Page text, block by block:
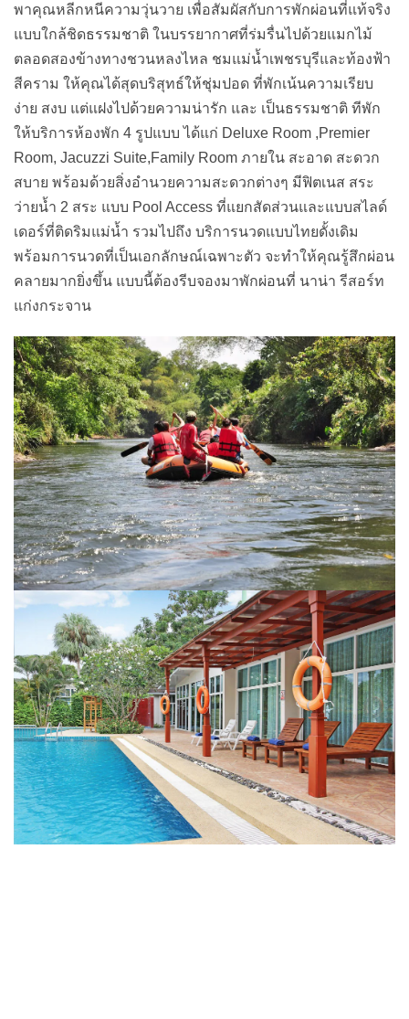
พาคุณหลีกหนีความวุ่นวาย เพื่อสัมผัสกับการพักผ่อนที่แท้จริง
แบบใกล้ชิดธรรมชาติ ในบรรยากาศที่ร่มรื่นไปด้วยแมกไม้
ตลอดสองข้างทางชวนหลงไหล ชมแม่น้ำเพชรบุรีและท้องฟ้า
สีคราม ให้คุณได้สุดบริสุทธ์ให้ชุ่มปอด ที่พักเน้นความเรียบ
ง่าย สงบ แต่แฝงไปด้วยความน่ารัก และ เป็นธรรมชาติ ทีพัก
ให้บริการห้องพัก 4 รูปแบบ ได้แก่ Deluxe Room ,Premier
Room, Jacuzzi Suite,Family Room ภายใน สะอาด สะดวก
สบาย พร้อมด้วยสิ่งอำนวยความสะดวกต่างๆ มีฟิตเนส สระ
ว่ายน้ำ 2 สระ แบบ Pool Access ที่แยกสัดส่วนและแบบสไลด์
เดอร์ที่ติดริมแม่น้ำ รวมไปถึง บริการนวดแบบไทยดั้งเดิม
พร้อมการนวดที่เป็นเอกลักษณ์เฉพาะตัว จะทำให้คุณรู้สึกผ่อน
คลายมากยิ่งขึ้น แบบนี้ต้องรีบจองมาพักผ่อนที่ นาน่า รีสอร์ท
แก่งกระจาน